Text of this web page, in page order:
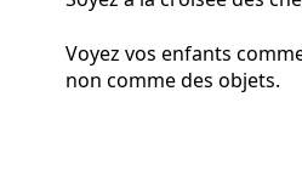
Voyez vos enfants
non comme des objets.